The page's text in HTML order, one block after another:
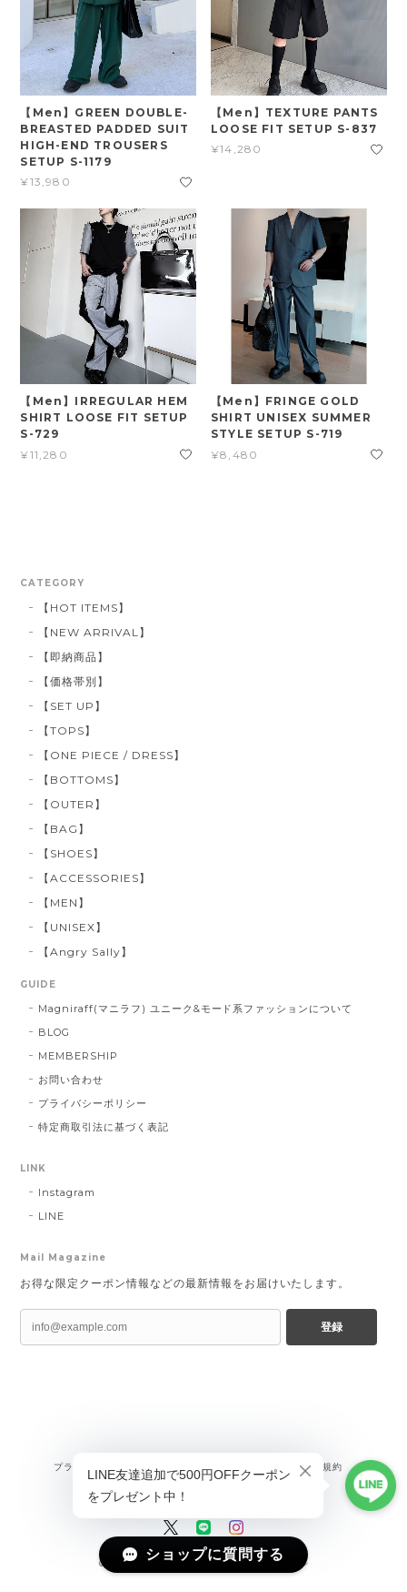
【Men】GREEN DOUBLE-
BREASTED PADDED SUIT
HIGH-END TROUSERS
SETUP S-1179
¥13,980
【Men】TEXTURE PANTS
LOOSE FIT SETUP S-837
¥14,280
【Men】IRREGULAR HEM
SHIRT LOOSE FIT SETUP
S-729
¥11,280
【Men】FRINGE GOLD
SHIRT UNISEX SUMMER
STYLE SETUP S-719
¥8,480
CATEGORY
【HOT ITEMS】
【NEW ARRIVAL】
【即納商品】
【価格帯別】
【SET UP】
【TOPS】
【ONE PIECE / DRESS】
【BOTTOMS】
【OUTER】
【BAG】
【SHOES】
【ACCESSORIES】
【MEN】
【UNISEX】
【Angry Sally】
GUIDE
Magniraff(マニラフ) ユニーク&モード系ファッションについて
BLOG
MEMBERSHIP
お問い合わせ
プライバシーポリシー
特定商取引法に基づく表記
LINK
Instagram
LINE
Mail Magazine
お得な限定クーポン情報などの最新情報をお届けいたします。
登録
プライバシーポリシー 特定商取引法に基づく表記 会員規約
©Magniraff(マニラフ) ユニーク&モード系ファッション
ショップに質問する